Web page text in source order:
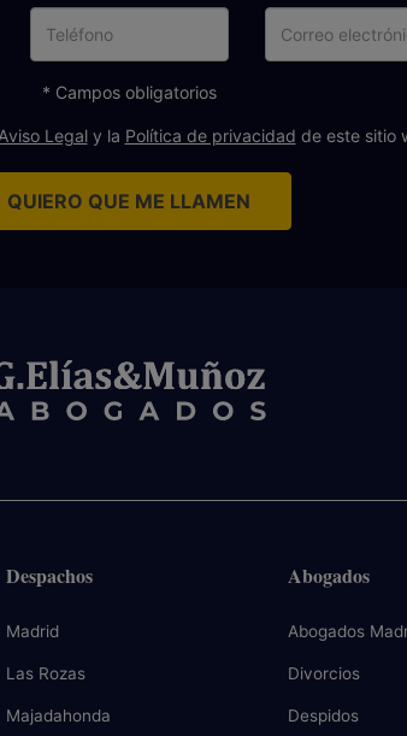
* Campos obligatorios
Aviso Legaly la Política de privacidad de este sitio
QUIERO QUE ME LLAMEN
Despachos
Madrid
Las Rozas
Majadahonda
Abogados
Abogados
Divorcios
Despidos